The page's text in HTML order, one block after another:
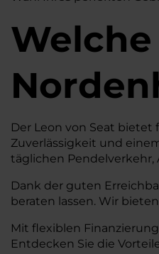
Der Leon von Seat
Zuverlässigkeit und
täglichen Pendelverkehr,
Dank der guten
beraten lassen. Wir
Mit flexiblen
Entdecken Sie die